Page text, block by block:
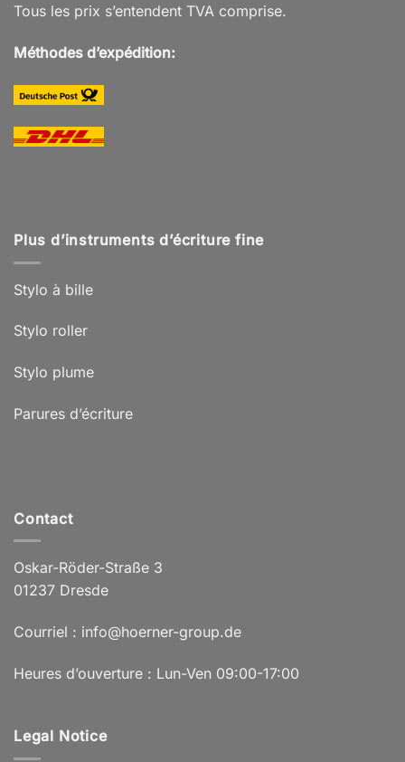
Tous les prix s’entendent TVA comprise.
Méthodes d’expédition:
Plus d’instruments d’écriture fine
Stylo à bille
Stylo roller
Stylo plume
Parures d’écriture
Contact
Oskar-Röder-Straße 3
01237 Dresde
Courriel : info@hoerner-group.de
Heures d’ouverture : Lun-Ven 09:00-17:00
Legal Notice